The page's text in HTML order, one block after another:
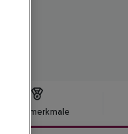
Hotelmerkmale